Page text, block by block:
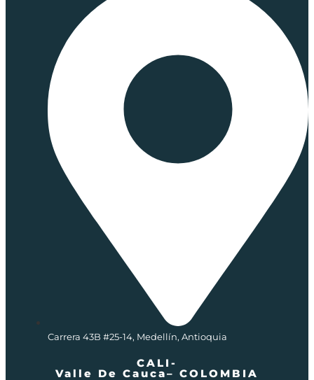
Carrera 43B #25-14, Medellín, Antioquia
CALI-
Valle De Cauca– COLOMBIA